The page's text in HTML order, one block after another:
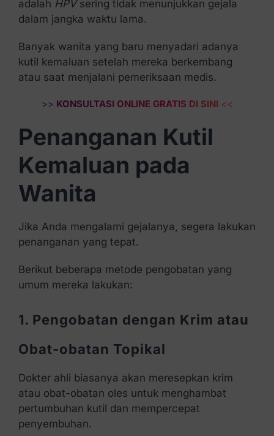
adalah HPVsering tidak menunjukkan gejala
dalam jangka waktu lama.
Banyak wanita yang baru menyadari adanya
kutil kemaluan setelah mereka berkembang
atau saat menjalani pemeriksaan medis.
>> KONSULTASI ONLINE GRATIS DI SINI <<
Penanganan Kutil
Kemaluan pada
Wanita
Jika Anda mengalami gejalanya, segera lakukan
penanganan yang tepat.
Berikut beberapa metode pengobatan yang
umum mereka lakukan:
1. Pengobatan dengan Krim atau
Obat-obatan Topikal
Dokter ahli biasanya akan meresepkan krim
atau obat-obatan oles untuk menghambat
pertumbuhan kutil dan mempercepat
penyembuhan.